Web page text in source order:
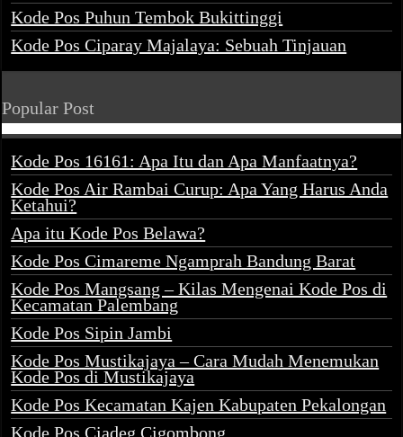
Kode Pos Puhun Tembok Bukittinggi
Kode Pos Ciparay Majalaya: Sebuah Tinjauan
Popular Post
Kode Pos 16161: Apa Itu dan Apa Manfaatnya?
Kode Pos Air Rambai Curup: Apa Yang Harus Anda
Ketahui?
Apa itu Kode Pos Belawa?
Kode Pos Cimareme Ngamprah Bandung Barat
Kode Pos Mangsang – Kilas Mengenai Kode Pos di
Kecamatan Palembang
Kode Pos Sipin Jambi
Kode Pos Mustikajaya – Cara Mudah Menemukan
Kode Pos di Mustikajaya
Kode Pos Kecamatan Kajen Kabupaten Pekalongan
Kode Pos Ciadeg Cigombong